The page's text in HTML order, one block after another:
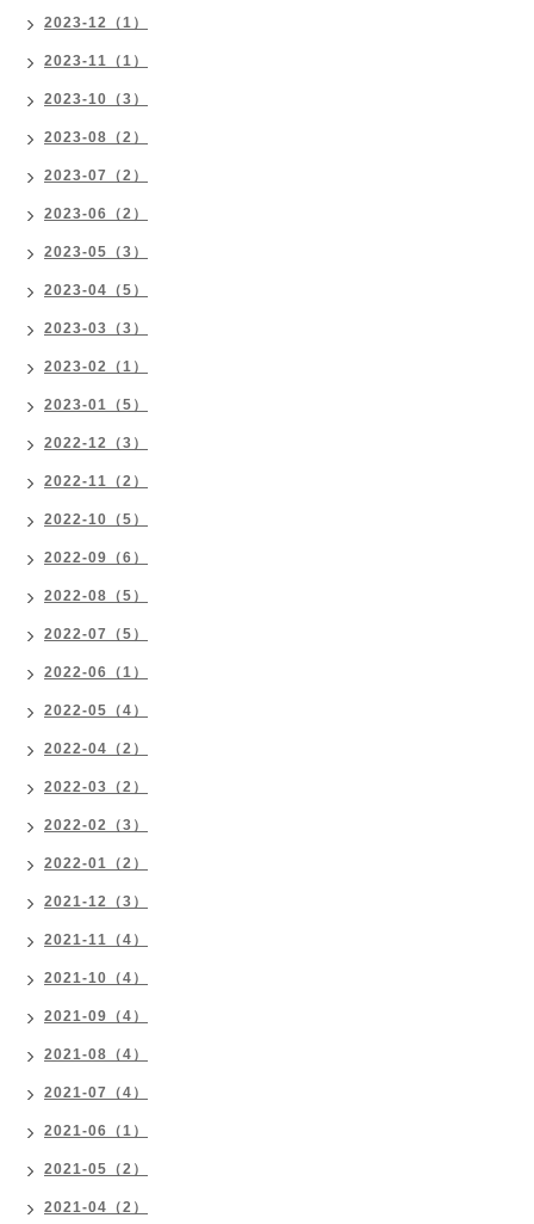
2023-12（1）
2023-11（1）
2023-10（3）
2023-08（2）
2023-07（2）
2023-06（2）
2023-05（3）
2023-04（5）
2023-03（3）
2023-02（1）
2023-01（5）
2022-12（3）
2022-11（2）
2022-10（5）
2022-09（6）
2022-08（5）
2022-07（5）
2022-06（1）
2022-05（4）
2022-04（2）
2022-03（2）
2022-02（3）
2022-01（2）
2021-12（3）
2021-11（4）
2021-10（4）
2021-09（4）
2021-08（4）
2021-07（4）
2021-06（1）
2021-05（2）
2021-04（2）